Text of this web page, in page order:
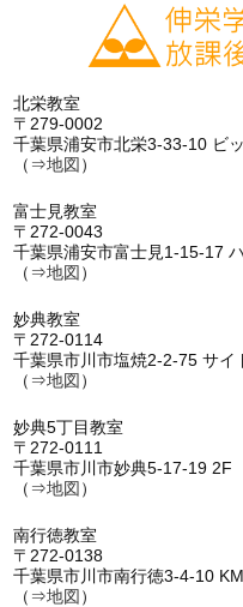
北栄教室
〒279-0002
千葉県浦安市北栄3-33-10 ビ
（⇒地図 ）
富士見教室
〒272-0043
千葉県浦安市富士見1-15-17
（⇒地図 ）
妙典教室
〒272-0114
千葉県市川市塩焼2-2-75 サイ
（⇒地図 ）
妙典5丁目教室
〒272-0111
千葉県市川市妙典5-17-19 2F
（⇒地図 ）
南行徳教室
〒272-0138
千葉県市川市南行徳3-4-10
（⇒地図 ）